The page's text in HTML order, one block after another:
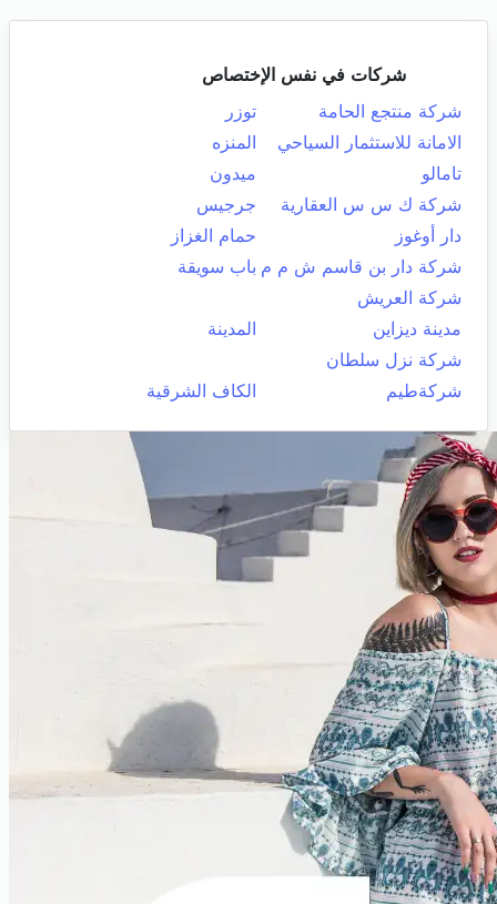
شركات في نفس الإختصاص
شركة منتجع الحامة
توزر
الامانة للاستثمار السياحي
المنزه
تامالو
ميدون
شركة ك س س العقارية
جرجيس
دار أوغوز
حمام الغزاز
شركة دار بن قاسم ش م م باب سويقة
شركة العريش
مدينة ديزاين
المدينة
شركة نزل سلطان
شركةطيم
الكاف الشرقية